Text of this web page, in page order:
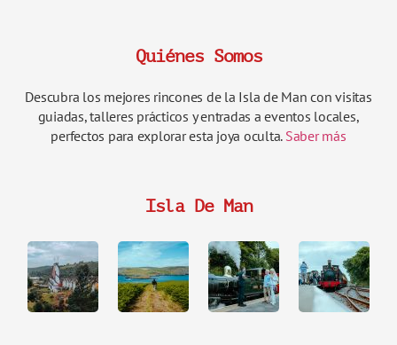
Quiénes Somos
Descubra los mejores rincones de la Isla de Man con visitas
guiadas, talleres prácticos y entradas a eventos locales,
perfectos para explorar esta joya oculta. Saber más
Isla De Man